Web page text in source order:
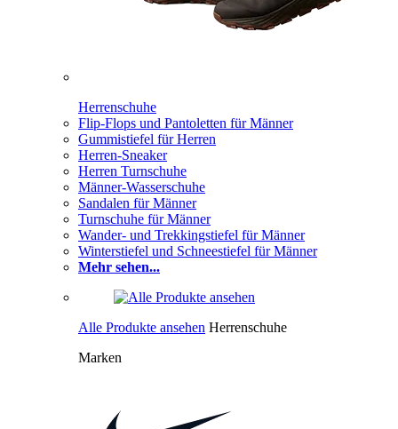
Herrenschuhe
Flip-Flops und Pantoletten für Männer
Gummistiefel für Herren
Herren-Sneaker
Herren Turnschuhe
Männer-Wasserschuhe
Sandalen für Männer
Turnschuhe für Männer
Wander- und Trekkingstiefel für Männer
Winterstiefel und Schneestiefel für Männer
Mehr sehen...
Alle Produkte ansehen Herrenschuhe
Marken